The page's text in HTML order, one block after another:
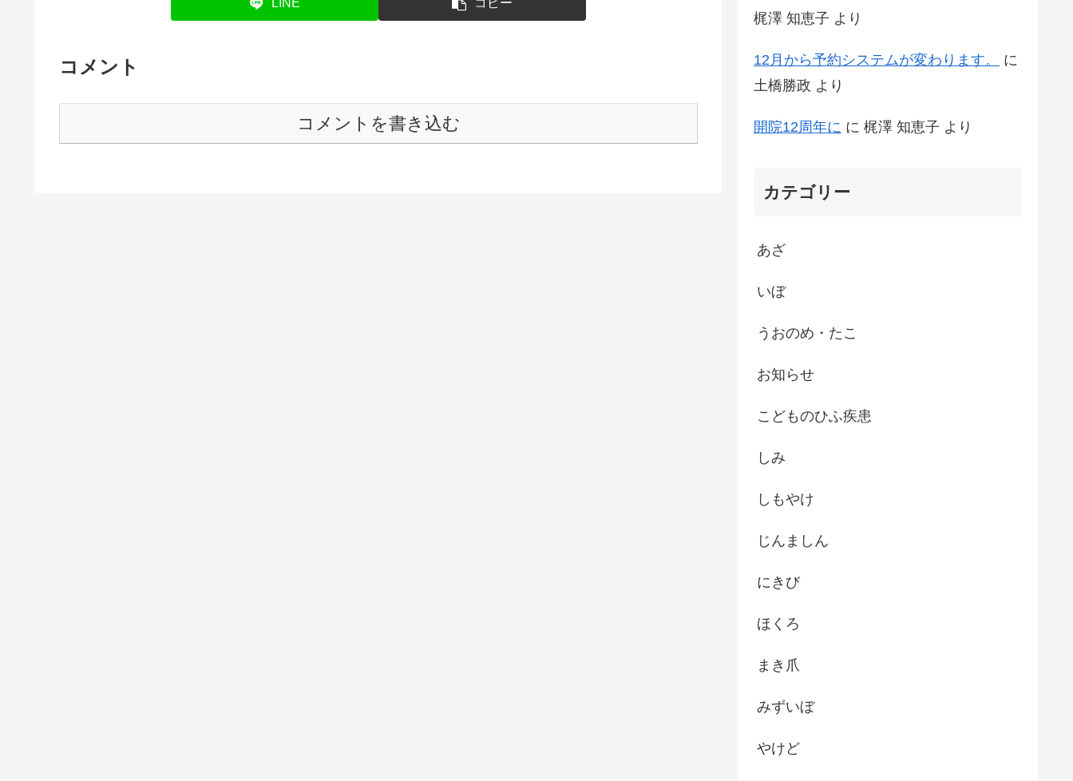
コメント
コメントを書き込む
梶澤 知恵子 より
12月から予約システムが変わります。
に
土橋勝政 より
開院12周年に に 梶澤 知恵子 より
カテゴリー
あざ
いぼ
うおのめ・たこ
お知らせ
こどものひふ疾患
しみ
しもやけ
じんましん
にきび
ほくろ
まき爪
みずいぼ
やけど